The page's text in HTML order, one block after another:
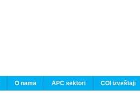
O nama APC sektori COI izveštaji